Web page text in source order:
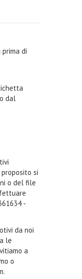
di
dal
si
o del file
-
da noi
le
a
o